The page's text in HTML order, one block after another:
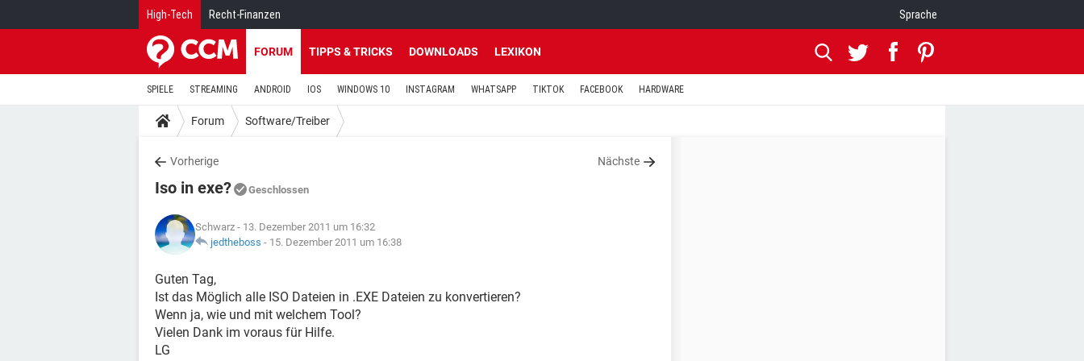
High-Tech Recht-Finanzen Sprache
FORUM TIPPS & TRICKS DOWNLOADS LEXIKON
SPIELE STREAMING ANDROID IOS WINDOWS 10 INSTAGRAM WHATSAPP TIKTOK FACEBOOK HARDWARE
Forum Software/Treiber
Vorherige Nächste
Iso in exe? Geschlossen
Schwarz - 13. Dezember 2011 um 16:32
jedtheboss - 15. Dezember 2011 um 16:38
Guten Tag,
Ist das Möglich alle ISO Dateien in .EXE Dateien zu konvertieren?
Wenn ja, wie und mit welchem Tool?
Vielen Dank im voraus für Hilfe.
LG